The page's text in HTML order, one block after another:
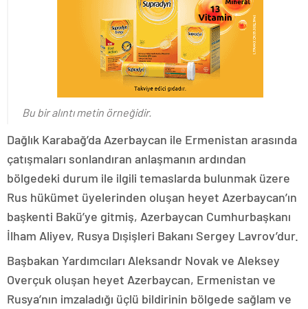
Bu bir alıntı metin örneğidir.
Dağlık Karabağ’da Azerbaycan ile Ermenistan arasında
çatışmaları sonlandıran anlaşmanın ardından
bölgedeki durum ile ilgili temaslarda bulunmak üzere
Rus hükümet üyelerinden oluşan heyet Azerbaycan’ın
başkenti Bakü’ye gitmiş, Azerbaycan Cumhurbaşkanı
İlham Aliyev, Rusya Dışişleri Bakanı Sergey Lavrov’dur.
Başbakan Yardımcıları Aleksandr Novak ve Aleksey
Overçuk oluşan heyet Azerbaycan, Ermenistan ve
Rusya’nın imzaladığı üçlü bildirinin bölgede sağlam ve